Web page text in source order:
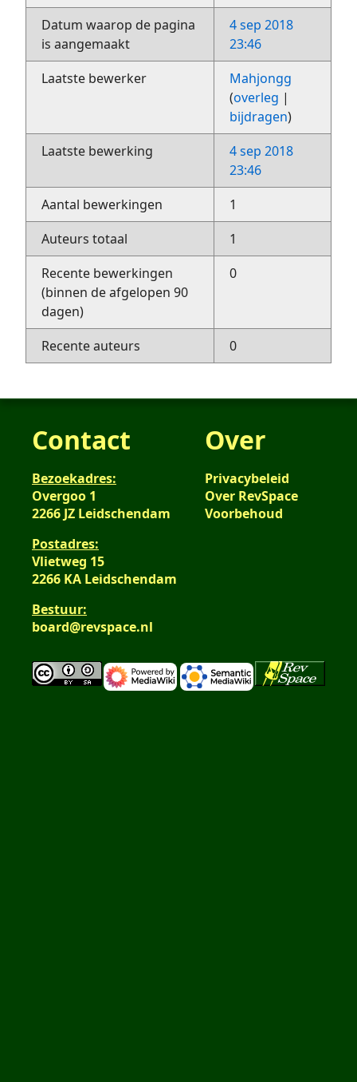
Datum waarop de pagina
is aangemaakt
4 sep 2018
23:46
Laatste bewerker
Mahjongg
(overleg |
bijdragen)
Laatste bewerking
4 sep 2018
23:46
Aantal bewerkingen
1
Auteurs totaal
1
Recente bewerkingen
(binnen de afgelopen 90
dagen)
0
Recente auteurs 0
Contact
Bezoekadres:
Overgoo 1
2266 JZ Leidschendam
Postadres:
Vlietweg 15
2266 KA Leidschendam
Bestuur:
board@revspace.nl
Over
Privacybeleid
Over RevSpace
Voorbehoud